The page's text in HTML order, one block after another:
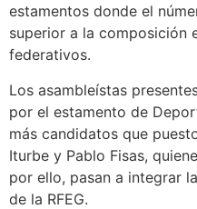
estamentos donde el
superior a la composición
federativos.
Los asambleístas
por el estamento de
más candidatos que
Iturbe y Pablo Fisas,
por ello, pasan a integrar
de la RFEG.